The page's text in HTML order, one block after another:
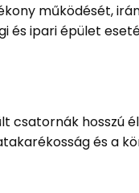
működését,
és ipari épület
csatornák hosszú
és a